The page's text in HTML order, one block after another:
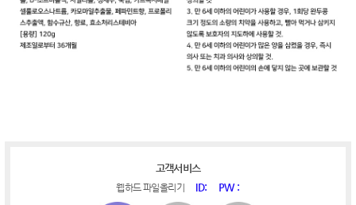
고객서비스
웹하드 파일올리기 ID: PW :